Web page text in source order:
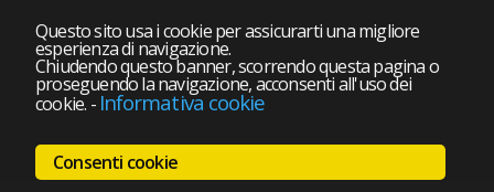
Questo sito usa i cookie per assicurarti una migliore
esperienza di navigazione.
Chiudendo questo banner, scorrendo questa pagina o
proseguendo la navigazione, acconsenti all'uso dei
cookie. - Informativa cookie
Consenti cookie